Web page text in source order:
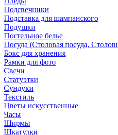
Подсвечники
Подставка для шампанского
Подушки
Постельное белье
Посуда (Столовая посуда,
Бокс для хранения
Рамки для фото
Свечи
Статуэтки
Сундуки
Текстиль
Цветы искусственные
Часы
Ширмы
Шкатулки